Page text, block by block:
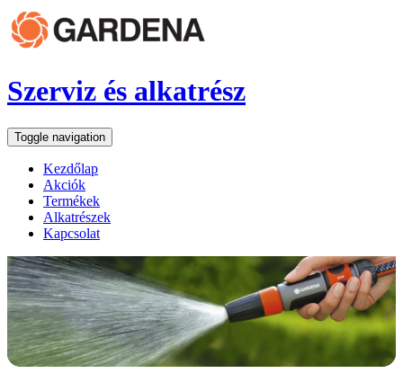
Szerviz és alkatrész
Toggle navigation
Kezdőlap
Akciók
Termékek
Alkatrészek
Kapcsolat